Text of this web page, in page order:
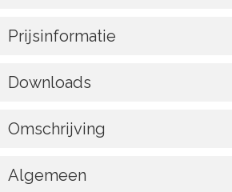
Prijsinformatie
Downloads
Omschrijving
Algemeen